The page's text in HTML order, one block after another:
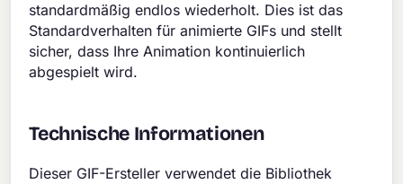
standardmäßig endlos wiederholt. Dies ist das
Standardverhalten für animierte GIFs und stellt
sicher, dass Ihre Animation kontinuierlich
abgespielt wird.
Technische Informationen
Dieser GIF-Ersteller verwendet die Bibliothek